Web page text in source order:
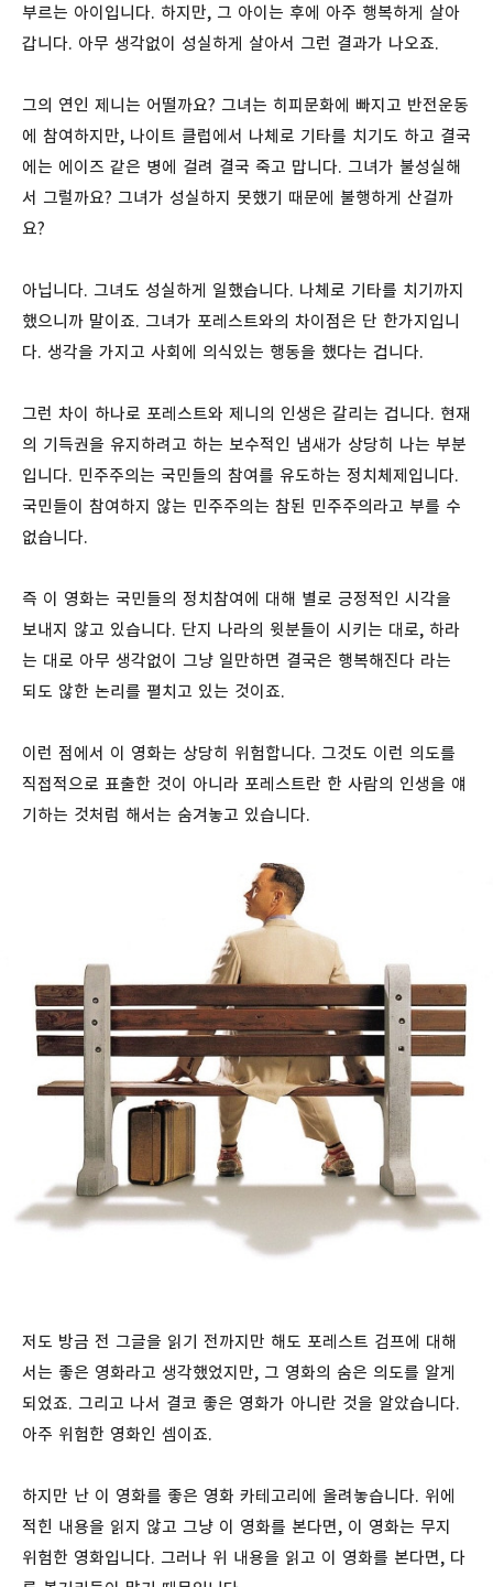
부르는 아이입니다. 하지만, 그 아이는 후에 아주 행복하게 살아
갑니다. 아무 생각없이 성실하게 살아서 그런 결과가 나오죠.
그의 연인 제니는 어떨까요? 그녀는 히피문화에 빠지고 반전운동
에 참여하지만, 나이트 클럽에서 나체로 기타를 치기도 하고 결국
에는 에이즈 같은 병에 걸려 결국 죽고 맙니다. 그녀가 불성실해
서 그럴까요? 그녀가 성실하지 못했기 때문에 불행하게 산걸까
요?
아닙니다. 그녀도 성실하게 일했습니다. 나체로 기타를 치기까지
했으니까 말이죠. 그녀가 포레스트와의 차이점은 단 한가지입니
다. 생각을 가지고 사회에 의식있는 행동을 했다는 겁니다.
그런 차이 하나로 포레스트와 제니의 인생은 갈리는 겁니다. 현재
의 기득권을 유지하려고 하는 보수적인 냄새가 상당히 나는 부분
입니다. 민주주의는 국민들의 참여를 유도하는 정치체제입니다.
국민들이 참여하지 않는 민주주의는 참된 민주주의라고 부를 수
없습니다.
즉 이 영화는 국민들의 정치참여에 대해 별로 긍정적인 시각을
보내지 않고 있습니다. 단지 나라의 윗분들이 시키는 대로, 하라
는 대로 아무 생각없이 그냥 일만하면 결국은 행복해진다 라는
되도 않한 논리를 펼치고 있는 것이죠.
이런 점에서 이 영화는 상당히 위험합니다. 그것도 이런 의도를
직접적으로 표출한 것이 아니라 포레스트란 한 사람의 인생을 얘
기하는 것처럼 해서는 숨겨놓고 있습니다.
저도 방금 전 그글을 읽기 전까지만 해도 포레스트 검프에 대해
서는 좋은 영화라고 생각했었지만, 그 영화의 숨은 의도를 알게
되었죠. 그리고 나서 결코 좋은 영화가 아니란 것을 알았습니다.
아주 위험한 영화인 셈이죠.
하지만 난 이 영화를 좋은 영화 카테고리에 올려놓습니다. 위에
적힌 내용을 읽지 않고 그냥 이 영화를 본다면, 이 영화는 무지
위험한 영화입니다. 그러나 위 내용을 읽고 이 영화를 본다면, 다